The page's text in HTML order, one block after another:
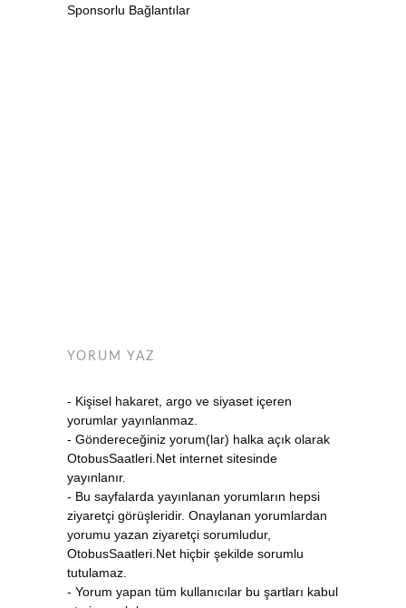
Sponsorlu Bağlantılar
YORUM YAZ
- Kişisel hakaret, argo ve siyaset içeren
yorumlar yayınlanmaz.
- Göndereceğiniz yorum(lar) halka açık olarak
OtobusSaatleri.Net internet sitesinde
yayınlanır.
- Bu sayfalarda yayınlanan yorumların hepsi
ziyaretçi görüşleridir. Onaylanan yorumlardan
yorumu yazan ziyaretçi sorumludur,
OtobusSaatleri.Net hiçbir şekilde sorumlu
tutulamaz.
- Yorum yapan tüm kullanıcılar bu şartları kabul